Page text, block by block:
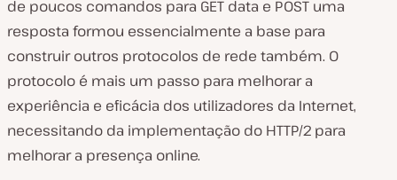
de poucos comandos para GET data e POST uma
resposta formou essencialmente a base para
construir outros protocolos de rede também. O
protocolo é mais um passo para melhorar a
experiência e eficácia dos utilizadores da Internet,
necessitando da implementação do HTTP/2 para
melhorar a presença online.